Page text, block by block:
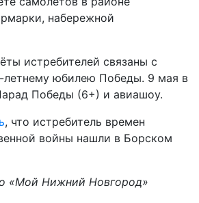
набережной
истребителей связаны с
летнему юбилею Победы. 9 мая в
Победы (6+) и авиашоу.
, что истребитель времен
войны нашли в Борском
«Мой Нижний Новгород»